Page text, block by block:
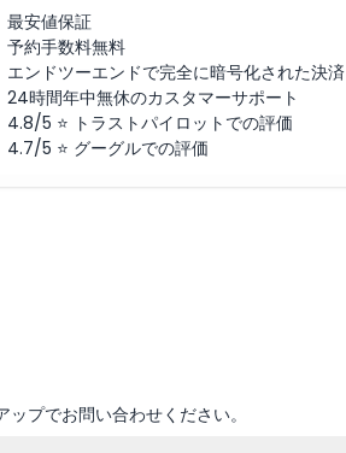
最安値保証
予約手数料無料
エンドツーエンドで完全に暗号化された決済
24時間年中無休のカスタマーサポート
4.8/5 ⭐ トラストパイロットでの評価
4.7/5 ⭐ グーグルでの評価
プでお問い合わせください。